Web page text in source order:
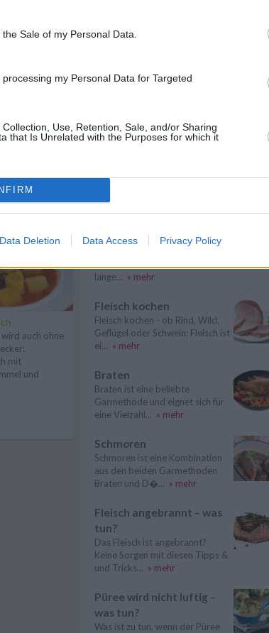
Sale of my Personal Data.
my Personal Data for Targeted
Use, Retention, Sale, and/or Sharing
that Is Unrelated with the Purposes for which it
Data Deletion Data Access Privacy Policy
auch ohne
mit
und
Suppen kochen - so gelingt es.
Gemüse kochen
Gemüsesorten und ... » mehr
sich um minderwertiges Essen
Reis kochen - Reis ist ein
lange... » mehr
Fleisch kochen
Fleisch kochen - ob Rind, Wild,
Geflügel oder Schwein: Fleisch ist
ei... » mehr
Braten
Braten ist eine beliebte
Garmethode und eignet sich für
eine Vielzahl... » mehr
Schmoren
Schmoren ist eine Kombination
aus den beiden Garmethoden
Braten und D�... » mehr
Fleisch angebrannt – was
tun?
Das Fleisch ist angebrannt?
Keine Sorgen mit diesen Tipps &
und Tricks... » mehr
Püree wird nicht luftig –
was tun?
Was ist zu tun, wenn der Püree